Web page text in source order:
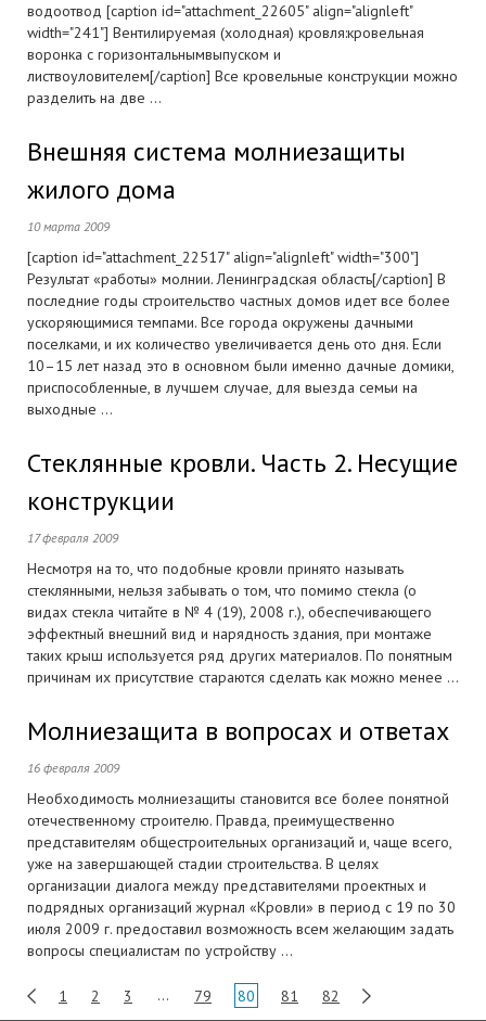
водоотвод [caption id="attachment_22605" align="alignleft"
width="241"] Вентилируемая (холодная) кровля:кровельная
воронка с горизонтальнымвыпуском и
листвоуловителем[/caption] Все кровельные конструкции можно
разделить на две ...
Внешняя система молниезащиты
жилого дома
10 марта 2009
[caption id="attachment_22517" align="alignleft" width="300"]
Результат «работы» молнии. Ленинградская область[/caption] В
последние годы строительство частных домов идет все более
ускоряющимися темпами. Все города окружены дачными
поселками, и их количество увеличивается день ото дня. Если
10–15 лет назад это в основном были именно дачные домики,
приспособленные, в лучшем случае, для выезда семьи на
выходные ...
Стеклянные кровли. Часть 2. Несущие
конструкции
17 февраля 2009
Несмотря на то, что подобные кровли принято называть
стеклянными, нельзя забывать о том, что помимо стекла (о
видах стекла читайте в № 4 (19), 2008 г.), обеспечивающего
эффектный внешний вид и нарядность здания, при монтаже
таких крыш используется ряд других материалов. По понятным
причинам их присутствие стараются сделать как можно менее ...
Молниезащита в вопросах и ответах
16 февраля 2009
Необходимость молниезащиты становится все более понятной
отечественному строителю. Правда, преимущественно
представителям общестроительных организаций и, чаще всего,
уже на завершающей стадии строительства. В целях
организации диалога между представителями проектных и
подрядных организаций журнал «Кровли» в период с 19 по 30
июля 2009 г. предоставил возможность всем желающим задать
вопросы специалистам по устройству ...
1 2 3 … 79 80 81 82